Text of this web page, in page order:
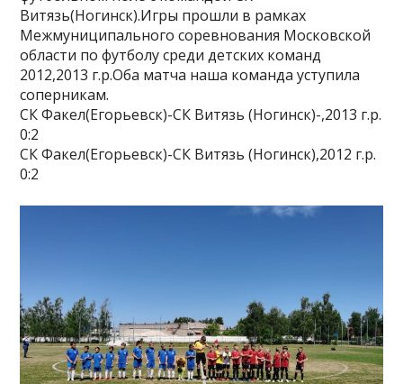
Витязь(Ногинск).Игры прошли в рамках
Межмуниципального соревнования Московской
области по футболу среди детских команд
2012,2013 г.р.Оба матча наша команда уступила
соперникам.
СК Факел(Егорьевск)-СК Витязь (Ногинск)-,2013 г.р.
0:2
СК Факел(Егорьевск)-СК Витязь (Ногинск),2012 г.р.
0:2